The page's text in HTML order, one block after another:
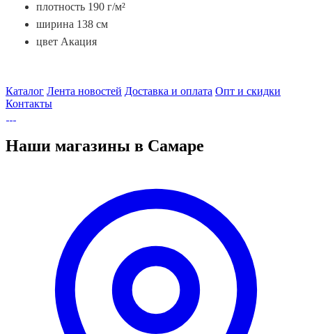
плотность 190 г/м²
ширина 138 см
цвет Акация
Каталог Лента новостей Доставка и оплата Опт и скидки
Контакты
Наши магазины в Самаре